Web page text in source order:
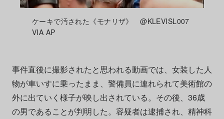
ケーキで汚された《モナリザ》 @KLEVISL007
VIA AP
事件直後に撮影されたと思われる動画では、女装した人
物が車いすに乗ったまま、警備員に連れられて美術館の
外に出ていく様子が映し出されている。その後、36歳
の男であることが判明した。容疑者は逮捕され、精神科